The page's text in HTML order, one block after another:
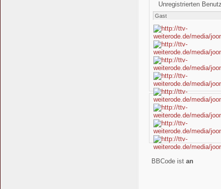
Unregistrierten
BBCode ist an